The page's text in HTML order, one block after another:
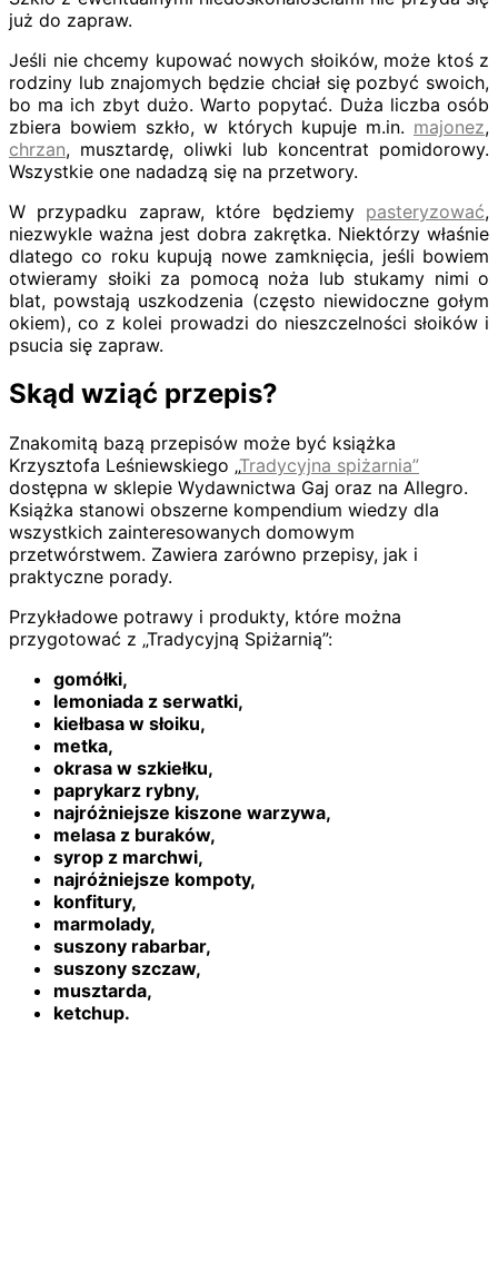
już do zapraw.
Jeśli nie chcemy kupować nowych słoików, może ktoś z
rodziny lub znajomych będzie chciał się pozbyć swoich,
bo ma ich zbyt dużo. Warto popytać. Duża liczba osób
zbiera bowiem szkło, w których kupuje m.in. majonez,
chrzan, musztardę, oliwki lub koncentrat pomidorowy.
Wszystkie one nadadzą się na przetwory.
W przypadku zapraw, które będziemy pasteryzować,
niezwykle ważna jest dobra zakrętka. Niektórzy właśnie
dlatego co roku kupują nowe zamknięcia, jeśli bowiem
otwieramy słoiki za pomocą noża lub stukamy nimi o
blat, powstają uszkodzenia (często niewidoczne gołym
okiem), co z kolei prowadzi do nieszczelności słoików i
psucia się zapraw.
Skąd wziąć przepis?
Znakomitą bazą przepisów może być książka
Krzysztofa Leśniewskiego „Tradycyjna spiżarnia”
dostępna w sklepie Wydawnictwa Gaj oraz na Allegro.
Książka stanowi obszerne kompendium wiedzy dla
wszystkich zainteresowanych domowym
przetwórstwem. Zawiera zarówno przepisy, jak i
praktyczne porady.
Przykładowe potrawy i produkty, które można
przygotować z „Tradycyjną Spiżarnią”:
gomółki,
lemoniada z serwatki,
kiełbasa w słoiku,
metka,
okrasa w szkiełku,
paprykarz rybny,
najróżniejsze kiszone warzywa,
melasa z buraków,
syrop z marchwi,
najróżniejsze kompoty,
konfitury,
marmolady,
suszony rabarbar,
suszony szczaw,
musztarda,
ketchup.